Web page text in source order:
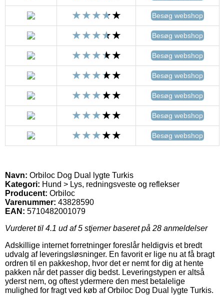
Besøg webshop
Besøg webshop
Besøg webshop
Besøg webshop
Besøg webshop
Besøg webshop
Besøg webshop
Navn: Orbiloc Dog Dual lygte Turkis
Kategori: Hund > Lys, redningsveste og reflekser
Producent: Orbiloc
Varenummer: 43828590
EAN: 5710482001079
Vurderet til 4.1 ud af 5 stjerner baseret på 28 anmeldelser
Adskillige internet forretninger foreslår heldigvis et bredt
udvalg af leveringsløsninger. En favorit er lige nu at få bragt
ordren til en pakkeshop, hvor det er nemt for dig at hente
pakken når det passer dig bedst. Leveringstypen er altså
yderst nem, og oftest ydermere den mest betalelige
mulighed for fragt ved køb af Orbiloc Dog Dual lygte Turkis.